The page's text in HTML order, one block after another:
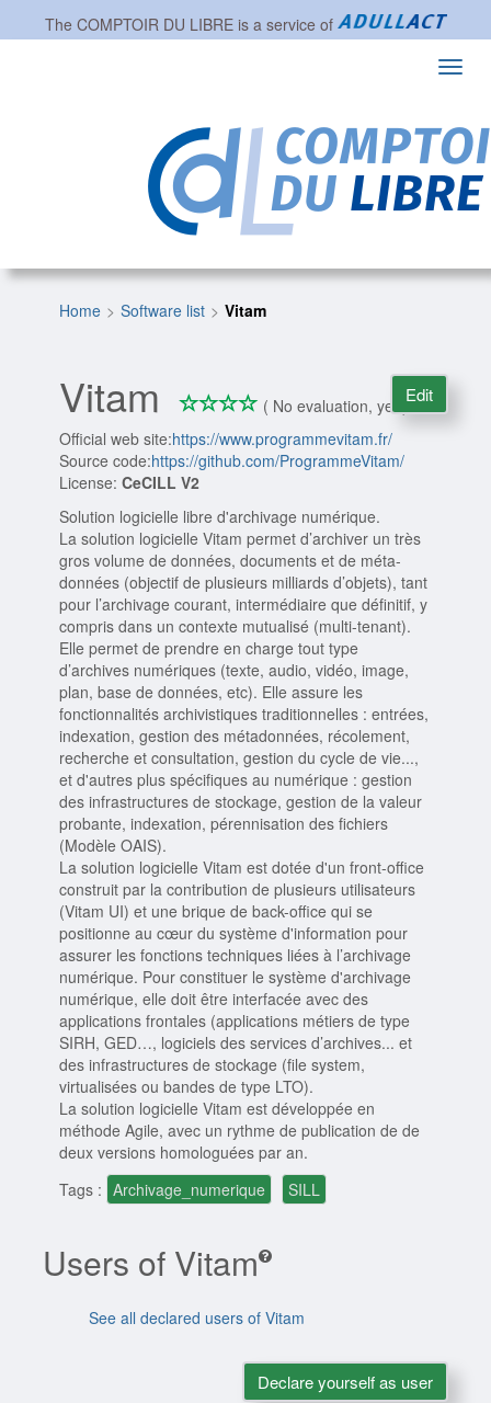
The COMPTOIR DU LIBREis a service of
Home Software list Vitam
Vitam *** *
0/4
( No evaluation, yet )
Official web site:https://www.programmevitam.fr/
Source code:https://github.com/ProgrammeVitam/
License:CeCILL V2
Solution logicielle libre d'archivage numérique.
La solution logicielle Vitam permet d’archiver un très
gros volume de données, documents et de méta-
données (objectif de plusieurs milliards d’objets), tant
pour l’archivage courant, intermédiaire que définitif, y
compris dans un contexte mutualisé (multi-tenant).
Elle permet de prendre en charge tout type
d’archives numériques (texte, audio, vidéo, image,
plan, base de données, etc). Elle assure les
fonctionnalités archivistiques traditionnelles : entrées,
indexation, gestion des métadonnées, récolement,
recherche et consultation, gestion du cycle de vie...,
et d'autres plus spécifiques au numérique : gestion
des infrastructures de stockage, gestion de la valeur
probante, indexation, pérennisation des fichiers
(Modèle OAIS).
La solution logicielle Vitam est dotée d'un front-office
construit par la contribution de plusieurs utilisateurs
(Vitam UI) et une brique de back-office qui se
positionne au cœur du système d'information pour
assurer les fonctions techniques liées à l’archivage
numérique. Pour constituer le système d'archivage
numérique, elle doit être interfacée avec des
applications frontales (applications métiers de type
SIRH, GED…, logiciels des services d’archives... et
des infrastructures de stockage (file system,
virtualisées ou bandes de type LTO).
La solution logicielle Vitam est développée en
méthode Agile, avec un rythme de publication de de
deux versions homologuées par an.
Tags : Archivage_numerique SILL
Edit
Users of Vitam
See all declared users of Vitam
Declare yourself as user